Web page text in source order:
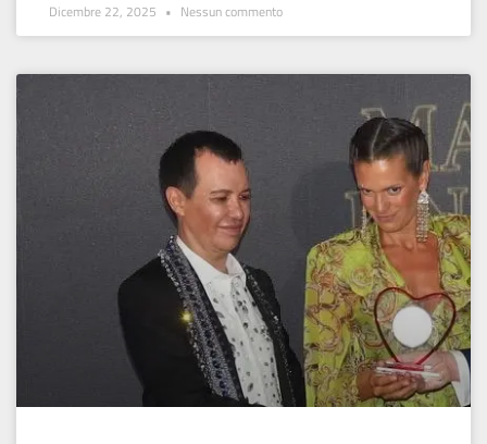
Dicembre 22, 2025 Nessun commento